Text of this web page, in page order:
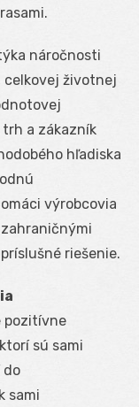
náročnosti
celkovej životnej
a zákazník
hľadiska
výrobcovia
riešenie.
pozitívne
sú sami
do
sami